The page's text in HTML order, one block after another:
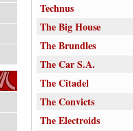
Technus
The Big House
The Brundles
The Car S.A.
The Citadel
The Convicts
The Electroids